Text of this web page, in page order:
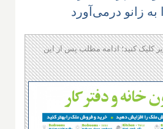
زانو درمی‌آورد
کلیک کنید؛ ادامه مطلب پس از این